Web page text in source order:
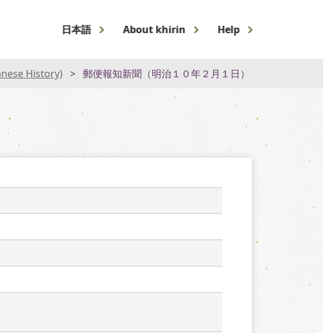
日本語 About khirin Help
History) 郵便報知新聞（明治１０年２月１日）